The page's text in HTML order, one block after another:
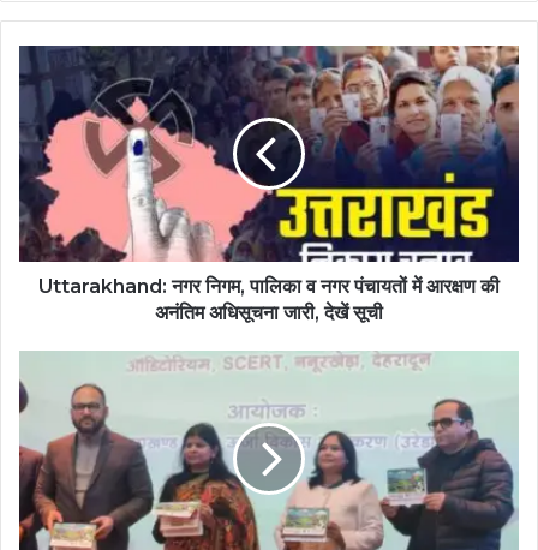
Uttarakhand: नगर निगम, पालिका व नगर पंचायतों में आरक्षण की
अनंतिम अधिसूचना जारी, देखें सूची